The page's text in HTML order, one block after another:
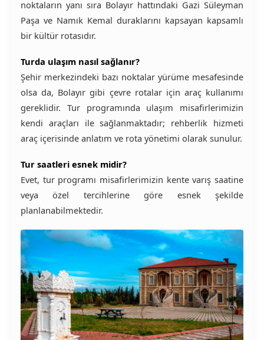
noktaların yanı sıra Bolayır hattındaki Gazi Süleyman
Paşa ve Namık Kemal duraklarını kapsayan kapsamlı
bir kültür rotasıdır.
Turda ulaşım nasıl sağlanır?
Şehir merkezindeki bazı noktalar yürüme mesafesinde
olsa da, Bolayır gibi çevre rotalar için araç kullanımı
gereklidir. Tur programında ulaşım misafirlerimizin
kendi araçları ile sağlanmaktadır; rehberlik hizmeti
araç içerisinde anlatım ve rota yönetimi olarak sunulur.
Tur saatleri esnek midir?
Evet, tur programı misafirlerimizin kente varış saatine
veya özel tercihlerine göre esnek şekilde
planlanabilmektedir.